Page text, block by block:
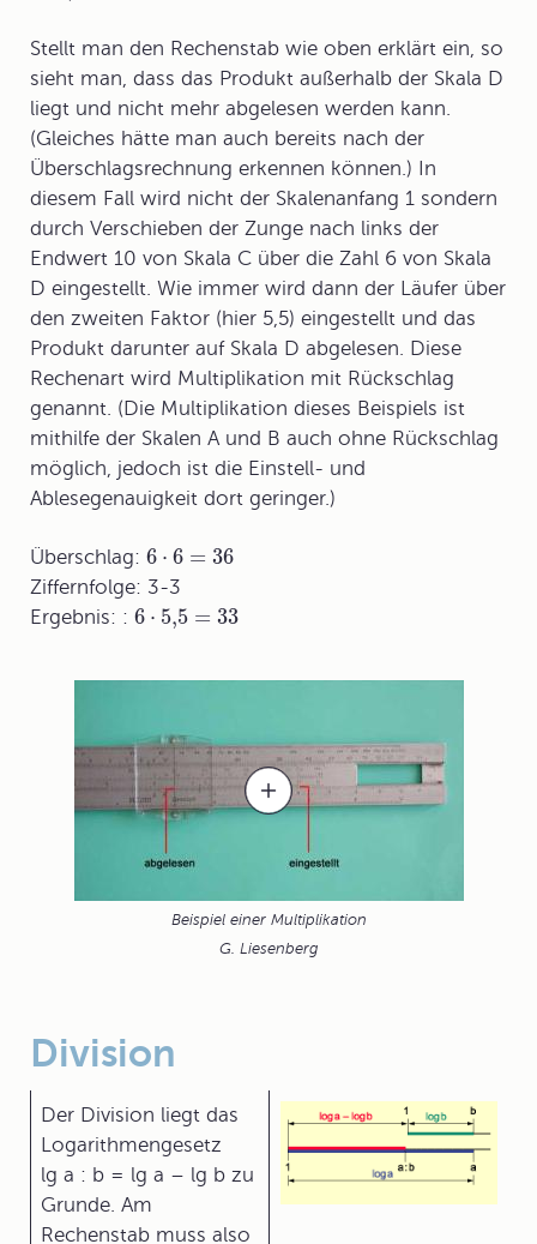
Stellt man den Rechenstab wie oben erklärt ein, so
sieht man, dass das Produkt außerhalb der Skala D
liegt und nicht mehr abgelesen werden kann.
(Gleiches hätte man auch bereits nach der
Überschlagsrechnung erkennen können.) In
diesem Fall wird nicht der Skalenanfang 1 sondern
durch Verschieben der Zunge nach links der
Endwert 10 von Skala C über die Zahl 6 von Skala
D eingestellt. Wie immer wird dann der Läufer über
den zweiten Faktor (hier 5,5) eingestellt und das
Produkt darunter auf Skala D abgelesen. Diese
Rechenart wird Multiplikation mit Rückschlag
genannt. (Die Multiplikation dieses Beispiels ist
mithilfe der Skalen A und B auch ohne Rückschlag
möglich, jedoch ist die Einstell- und
Ablesegenauigkeit dort geringer.)
Überschlag: 6 ⋅ 6 = 36
Ziffernfolge: 3-3
Ergebnis: : 6 ⋅ 5,5 = 33
Beispiel einer Multiplikation
G. Liesenberg
Division
Der Division liegt das
Logarithmengesetz
lg a : b = lg a – lg b zu
Grunde. Am
Rechenstab muss also